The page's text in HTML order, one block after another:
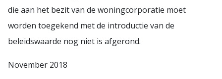
die aan het bezit van de woningcorporatie moet
worden toegekend met de introductie van de
beleidswaarde nog niet is afgerond.
November 2018